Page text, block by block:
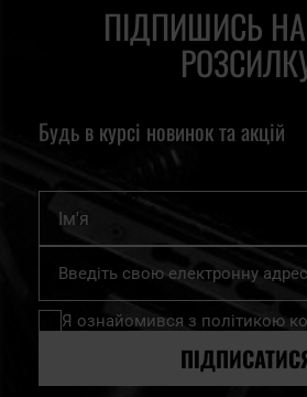
ПІДПИШИСЬ
Будь в курсі новинок та акцій
Підпишіться
нашу
розсилку
Я ознайомився з політикою